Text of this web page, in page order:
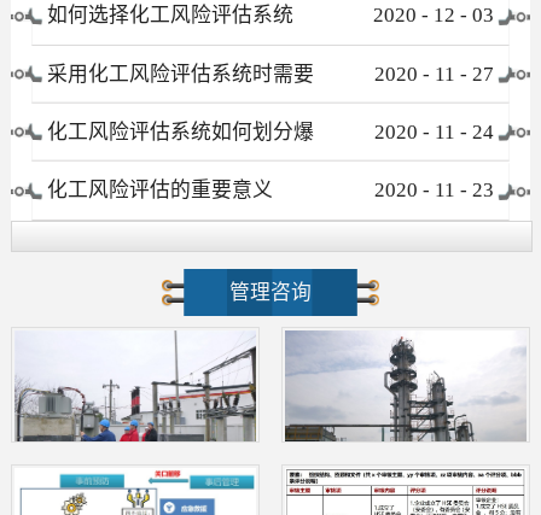
有哪些
如何选择化工风险评估系统 2020 - 12 - 03
采用化工风险评估系统时需要
注意哪些事项
2020 - 11 - 27
化工风险评估系统如何划分爆
炸危险区域
2020 - 11 - 24
化工风险评估的重要意义 2020 - 11 - 23
管理咨询